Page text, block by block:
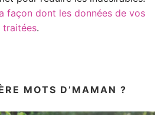
façon dont les données de vos
traitées.
MOTS D’MAMAN ?